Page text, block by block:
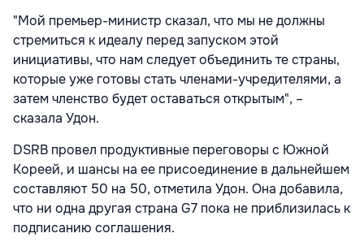
"Мой премьер-министр сказал, что мы не должны
стремиться к идеалу перед запуском этой
инициативы, что нам следует объединить те страны,
которые уже готовы стать членами-учредителями, а
затем членство будет оставаться открытым", –
сказала Удон.
DSRB провел продуктивные переговоры с Южной
Кореей, и шансы на ее присоединение в дальнейшем
составляют 50 на 50, отметила Удон. Она добавила,
что ни одна другая страна G7 пока не приблизилась к
подписанию соглашения.